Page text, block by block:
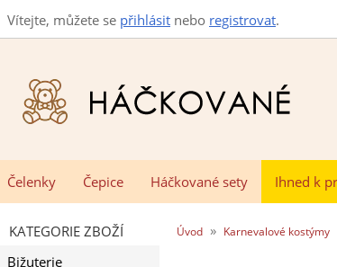
Vítejte, můžete se přihlásit nebo registrovat.
Čelenky
Čepice Háčkované sety Ihned k
KATEGORIE ZBOŽÍ
Bižuterie
Úvod » Karnevalové kostýmy